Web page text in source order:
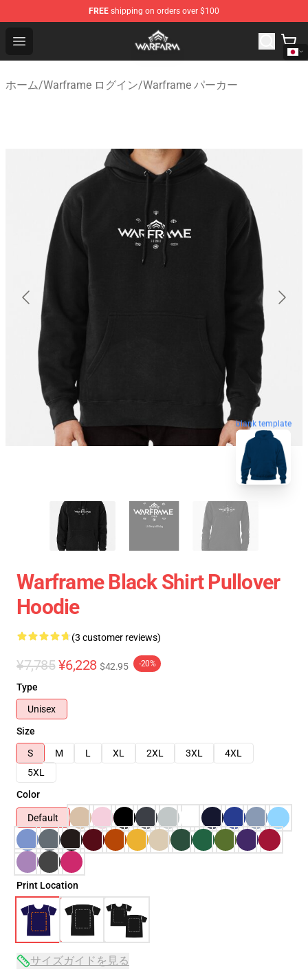
FREE shipping on orders over $100
Open menu
Warframe Shop - Official Warframe Merchandise Store
ホーム/Warframe ログイン/Warframe パーカー
blank template
Warframe Black Shirt Pullover
Hoodie
(3 customer reviews)
¥7,785 ¥6,228 $42.95 -20%
Type
Unisex
Size
S
M L XL 2XL 3XL
4XL
5XL
Color
Default
Print Location
サイズガイドを見る